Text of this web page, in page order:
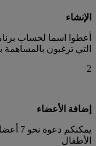
الإنشاء
أعطوا اسما لحساب
التي ترغبون بالمساهمة
2
إضافة الأعضاء
الأطفال